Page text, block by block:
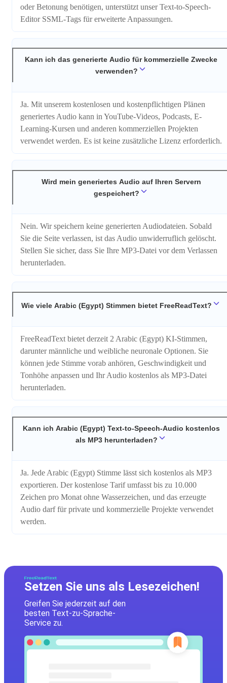
oder Betonung benötigen, unterstützt unser Text-to-Speech-
Editor SSML-Tags für erweiterte Anpassungen.
Kann ich das generierte Audio für kommerzielle Zwecke
verwenden?
Ja. Mit unserem kostenlosen und kostenpflichtigen Plänen
generiertes Audio kann in YouTube-Videos, Podcasts, E-
Learning-Kursen und anderen kommerziellen Projekten
verwendet werden. Es ist keine zusätzliche Lizenz erforderlich.
Wird mein generiertes Audio auf Ihren Servern
gespeichert?
Nein. Wir speichern keine generierten Audiodateien. Sobald
Sie die Seite verlassen, ist das Audio unwiderruflich gelöscht.
Stellen Sie sicher, dass Sie Ihre MP3-Datei vor dem Verlassen
herunterladen.
Wie viele Arabic (Egypt) Stimmen bietet FreeReadText?
FreeReadText bietet derzeit 2 Arabic (Egypt) KI-Stimmen,
darunter männliche und weibliche neuronale Optionen. Sie
können jede Stimme vorab anhören, Geschwindigkeit und
Tonhöhe anpassen und Ihr Audio kostenlos als MP3-Datei
herunterladen.
Kann ich Arabic (Egypt) Text-to-Speech-Audio kostenlos
als MP3 herunterladen?
Ja. Jede Arabic (Egypt) Stimme lässt sich kostenlos als MP3
exportieren. Der kostenlose Tarif umfasst bis zu 10.000
Zeichen pro Monat ohne Wasserzeichen, und das erzeugte
Audio darf für private und kommerzielle Projekte verwendet
werden.
Setzen Sie uns als Lesezeichen!
Greifen Sie jederzeit auf den
besten Text-zu-Sprache-
Service zu.